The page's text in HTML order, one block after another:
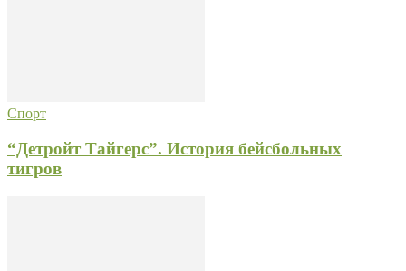
Спорт
“Детройт Тайгерс”. История бейсбольных
тигров